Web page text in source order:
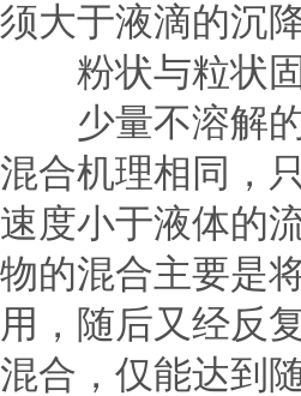
须大于液滴的沉
粉状与粒状固
少量不溶解的
混合机理相同，
速度小于液体的
物的混合主要是
用，随后又经反
混合，仅能达到